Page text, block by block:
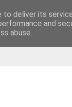
deliver its
and
abuse.